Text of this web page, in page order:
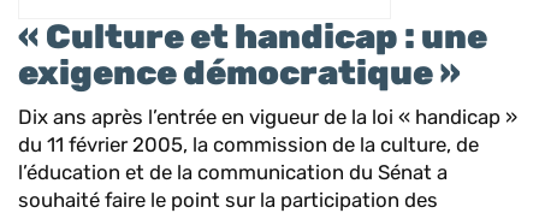
« Culture et handicap : une
exigence démocratique »
Dix ans après l’entrée en vigueur de la loi « handicap »
du 11 février 2005, la commission de la culture, de
l’éducation et de la communication du Sénat a
souhaité faire le point sur la participation des